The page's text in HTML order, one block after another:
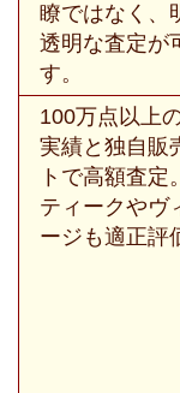
瞭ではなく、
透明な査定が
す。
100万点以上
実績と独自販
トで高額査定
ティークやヴ
ージも適正評